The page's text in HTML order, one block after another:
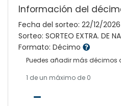
Información del
Fecha del sorteo: 22/12/2026
Sorteo: SORTEO EXTRA. DE
Formato: Décimo
Puedes añadir más décimos
1 de un máximo de 0